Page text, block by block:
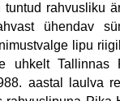
rahvusliku
ühendav
lipu
uhkelt Tallinnas
aastal laulva